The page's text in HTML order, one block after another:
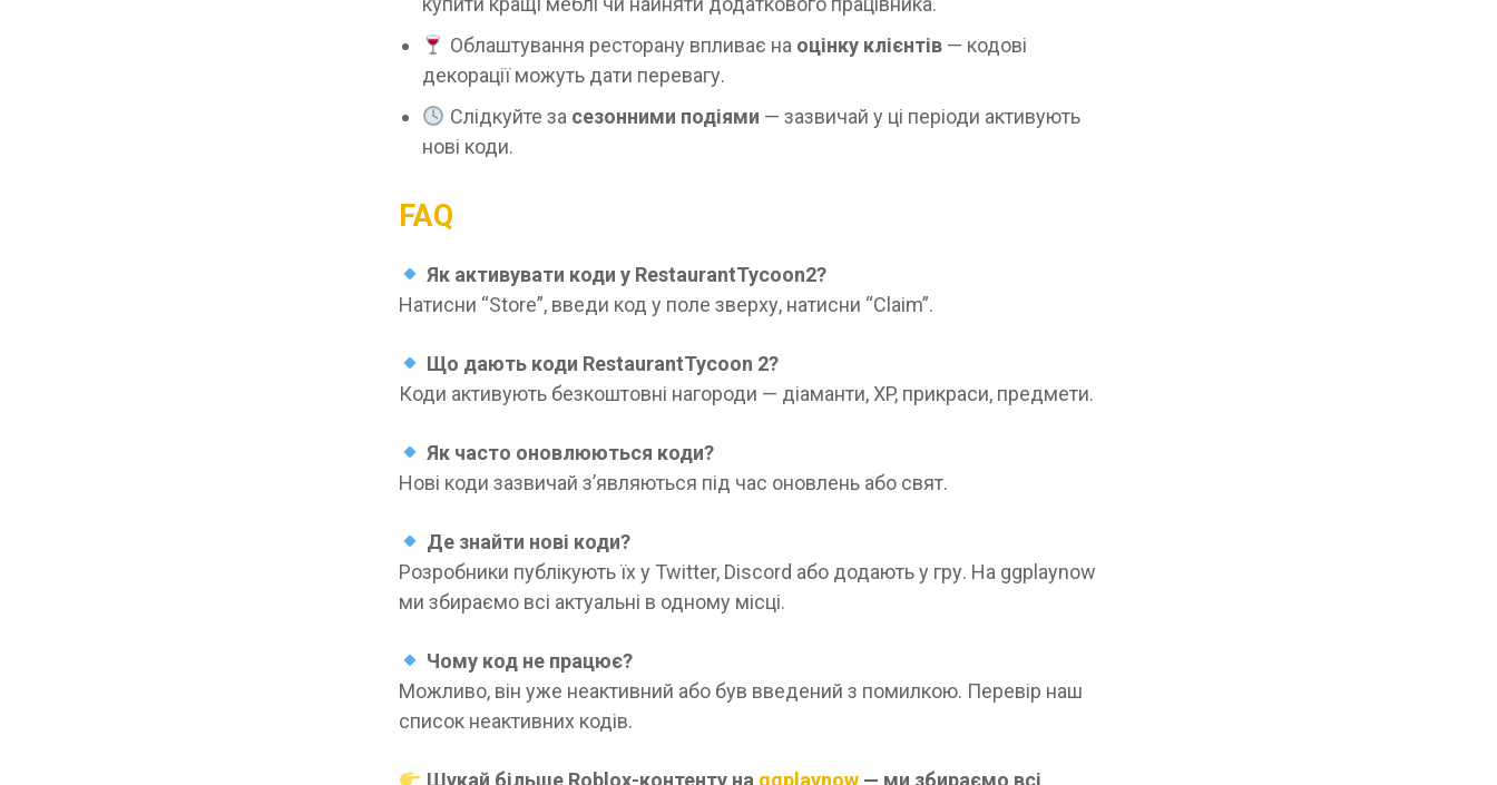
Облаштування ресторану впливає на оцінку клієнтів— кодові
декорації можуть дати перевагу.
Слідкуйте за сезонними подіями — зазвичай у ці періоди активують
нові коди.
FAQ
Як активувати коди у RestaurantTycoon2?
Натисни “Store”, введи код у поле зверху, натисни “Claim”.
Що дають коди RestaurantTycoon 2?
Коди активують безкоштовні нагороди — діаманти, XP, прикраси, предмети.
Як часто оновлюються коди?
Нові коди зазвичай зʼявляються під час оновлень або свят.
Де знайти нові коди?
Розробники публікують їх у Twitter, Discord або додають у гру. На ggplaynow
ми збираємо всі актуальні в одному місці.
Чому код не працює?
Можливо, він уже неактивний або був введений з помилкою. Перевір наш
список неактивних кодів.
Шукай більше Roblox-контенту на ggplaynow — ми збираємо всі